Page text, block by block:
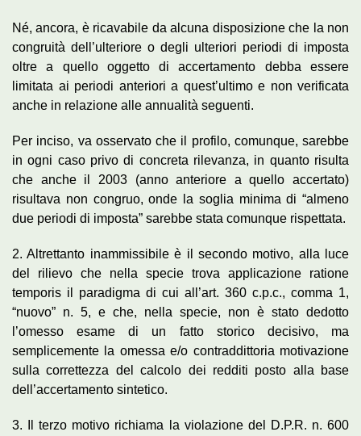
Né, ancora, è ricavabile da alcuna disposizione che la non
congruità dell’ulteriore o degli ulteriori periodi di imposta
oltre a quello oggetto di accertamento debba essere
limitata ai periodi anteriori a quest’ultimo e non verificata
anche in relazione alle annualità seguenti.
Per inciso, va osservato che il profilo, comunque, sarebbe
in ogni caso privo di concreta rilevanza, in quanto risulta
che anche il 2003 (anno anteriore a quello accertato)
risultava non congruo, onde la soglia minima di “almeno
due periodi di imposta” sarebbe stata comunque rispettata.
2. Altrettanto inammissibile è il secondo motivo, alla luce
del rilievo che nella specie trova applicazione ratione
temporis il paradigma di cui all’art. 360 c.p.c., comma 1,
“nuovo” n. 5, e che, nella specie, non è stato dedotto
l’omesso esame di un fatto storico decisivo, ma
semplicemente la omessa e/o contraddittoria motivazione
sulla correttezza del calcolo dei redditi posto alla base
dell’accertamento sintetico.
3. Il terzo motivo richiama la violazione del D.P.R. n. 600